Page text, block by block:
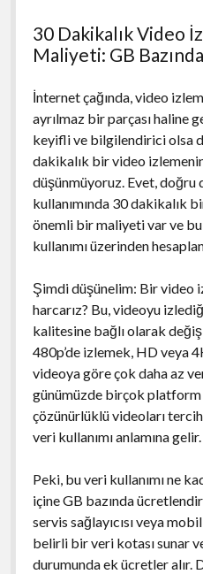
30 Dakikalık Video
Maliyeti: GB
İnternet çağında, video
ayrılmaz bir parçası haline
keyifli ve bilgilendirici olsa
dakikalık bir video
düşünmüyoruz. Evet, doğru
kullanımında 30 dakikalık
önemli bir maliyeti var ve
kullanımı üzerinden
Şimdi düşünelim: Bir video
harcarız? Bu, videoyu
kalitesine bağlı olarak
480p’de izlemek, HD veya
videoya göre çok daha az
günümüzde birçok platform
çözünürlüklü videoları
veri kullanımı anlamına gelir.
Peki, bu veri kullanımı ne
içine GB bazında
servis sağlayıcısı veya
belirli bir veri kotası sunar
durumunda ek ücretler alır.